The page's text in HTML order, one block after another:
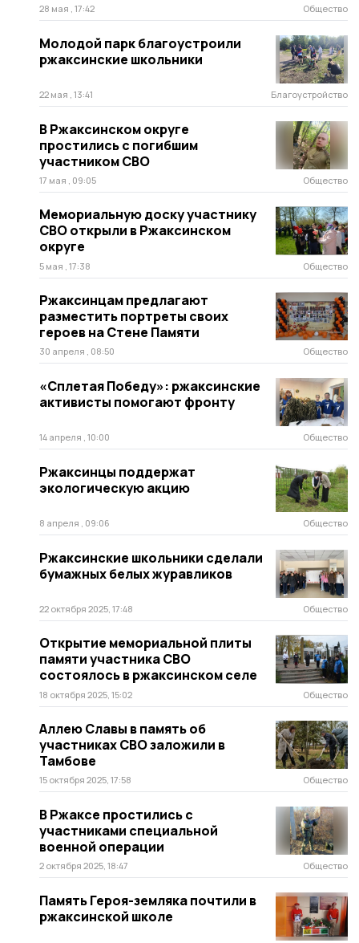
28 мая , 17:42 Общество
Молодой парк благоустроили
ржаксинские школьники
22 мая , 13:41 Благоустройство
В Ржаксинском округе
простились с погибшим
участником СВО
17 мая , 09:05 Общество
Мемориальную доску участнику
СВО открыли в Ржаксинском
округе
5 мая , 17:38 Общество
Ржаксинцам предлагают
разместить портреты своих
героев на Стене Памяти
30 апреля , 08:50 Общество
«Сплетая Победу»: ржаксинские
активисты помогают фронту
14 апреля , 10:00 Общество
Ржаксинцы поддержат
экологическую акцию
8 апреля , 09:06 Общество
Ржаксинские школьники сделали
бумажных белых журавликов
22 октября 2025, 17:48 Общество
Открытие мемориальной плиты
памяти участника СВО
состоялось в ржаксинском селе
18 октября 2025, 15:02 Общество
Аллею Славы в память об
участниках СВО заложили в
Тамбове
15 октября 2025, 17:58 Общество
В Ржаксе простились с
участниками специальной
военной операции
2 октября 2025, 18:47 Общество
Память Героя-земляка почтили в
ржаксинской школе